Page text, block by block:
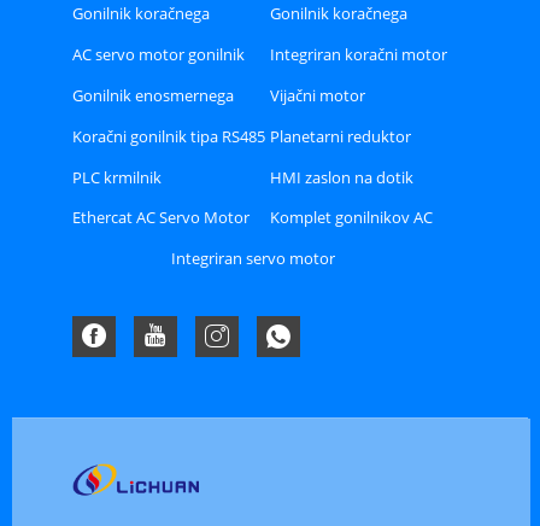
zanko
Gonilnik koračnega
motorja Hybird
Gonilnik koračnega
motorja z zaprto zanko
AC servo motor gonilnik
Integriran koračni motor
Gonilnik enosmernega
servo motorja
Vijačni motor
Koračni gonilnik tipa RS485
ali CAN ali Ethercat Bus
Planetarni reduktor
PLC krmilnik
HMI zaslon na dotik
Ethercat AC Servo Motor
Komplet gonilnikov AC
servo motorja A8
Integriran servo motor